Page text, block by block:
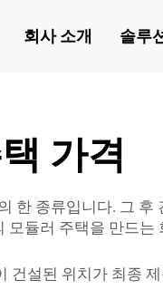
회사 소개 솔루
가격
종류입니다. 그
듈러 주택을 만드
설된 위치가 최종